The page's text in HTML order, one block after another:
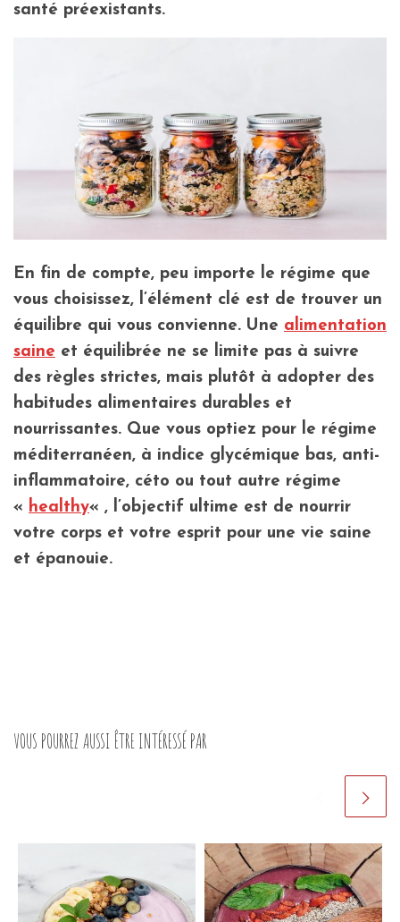
santé préexistants.
En fin de compte, peu importe le régime que
vous choisissez, l’élément clé est de trouver un
équilibre qui vous convienne. Une alimentation
saine et équilibrée ne se limite pas à suivre
des règles strictes, mais plutôt à adopter des
habitudes alimentaires durables et
nourrissantes. Que vous optiez pour le régime
méditerranéen, à indice glycémique bas, anti-
inflammatoire, céto ou tout autre régime
« healthy« , l’objectif ultime est de nourrir
votre corps et votre esprit pour une vie saine
et épanouie.
VOUS POURREZ AUSSI ÊTRE INTÉRESSÉ PAR